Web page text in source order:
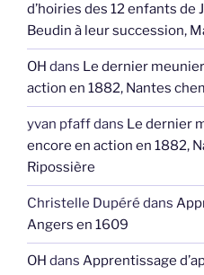
d’hoiries des 12 enfants de
Beudin à leur succession,
OH dans Le dernier
action en 1882, Nantes
yvan pfaffdans Le dernier
encore en action en 1882,
Ripossière
Christelle Dupéré dans
Angers en 1609
OH dans Apprentissage